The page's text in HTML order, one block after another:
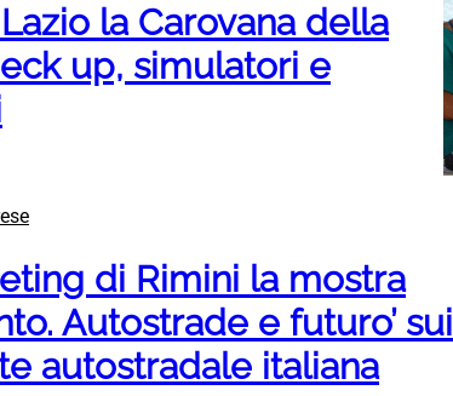
la Carovana della
up, simulatori e
di Rimini la mostra
Autostrade e futuro’ sui
autostradale italiana